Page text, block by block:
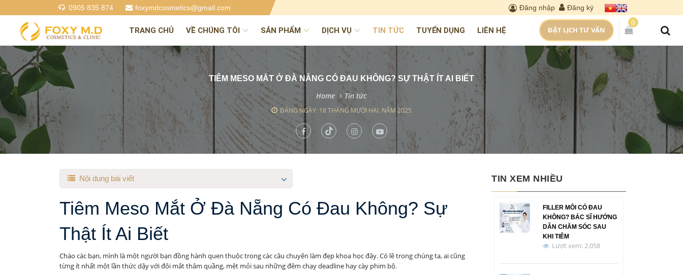
0905 835 874 foxymdcosmetics@gmail.com Đăng nhập Đăng ký
TRANG CHỦ VỀ CHÚNG TÔI SẢN PHẨM DỊCH VỤ TIN TỨC TUYỂN DỤNG LIÊN HỆ ĐẶT LỊCH TƯ VẤN
0
TIÊM MESO MẮT Ở ĐÀ NẴNG CÓ ĐAU KHÔNG? SỰ THẬT ÍT AI BIẾT
Home Tin tức
ĐĂNG NGÀY: 18 THÁNG MƯỜI HAI, NĂM 2025
Nội dung bài viết
Tiêm Meso Mắt Ở Đà Nẵng Có Đau Không? Sự
Thật Ít Ai Biết
Chào các bạn, mình là một người bạn đồng hành quen thuộc trong các câu chuyện làm đẹp khoa học đây. Có lẽ trong chúng ta, ai cũng
từng ít nhất một lần thức dậy với đôi mắt thâm quầng, mệt mỏi sau những đêm chạy deadline hay cày phim bộ.
TIN XEM NHIỀU
FILLER MÔI CÓ ĐAU
KHÔNG? BÁC SĨ HƯỚNG
DẪN CHĂM SÓC SAU
KHI TIÊM
Lượt xem: 2.058